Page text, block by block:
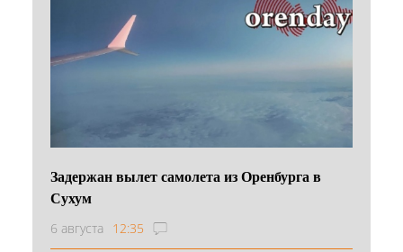
Задержан вылет самолета из Оренбурга в
Сухум
6 августа 12:35